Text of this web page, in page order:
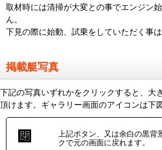
取材時には清掃が大変との事でエンジン
ん。
下見の際に始動、試乗をしていただく事は
掲載艇写真
下記の写真いずれかをクリックすると、大
頂けます。ギャラリー画面のアイコンは下
上記ボタン、又は余白の黒背
クで元の画面に戻れます。